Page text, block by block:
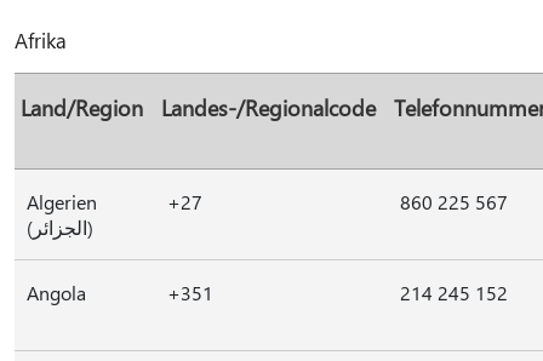
Afrika
Land/Region Landes-/Regionalcode
Algerien
(الجزائر)
+27 860 225 567
Angola +351 214 245 152